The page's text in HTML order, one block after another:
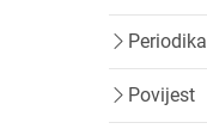
Periodika
Povijest